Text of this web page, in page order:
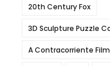
20th Century Fox
3D Sculpture Puzzle
A Contracorriente